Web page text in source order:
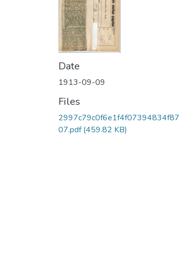
Date
1913-09-09
Files
07.pdf(459.82 KB)